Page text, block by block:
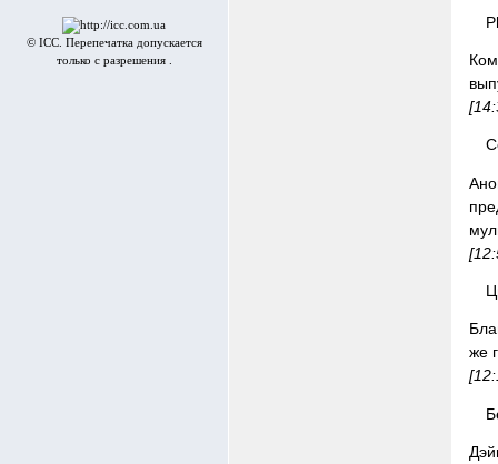
© ICC. Перепечатка допускается
только с разрешения .
же